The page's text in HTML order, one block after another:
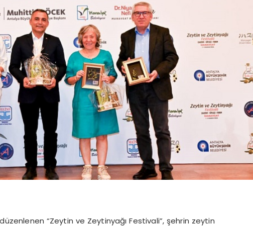
“Zeytin ve Zeytinyağı Festivali”, şehrin zeytin